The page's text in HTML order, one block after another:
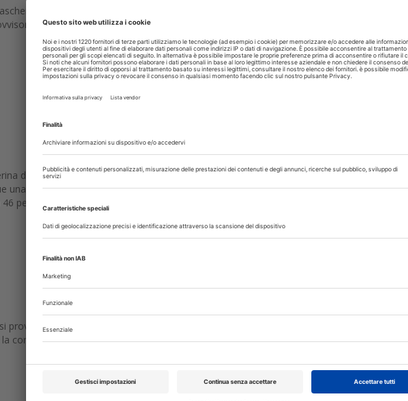
chirurgica: la guida per il posizionamento dei pin, quella per l’inserimento degli
la cui posizione è sempre guidata dagli attacchi a palla sulla mascherina di base
di base si procede con le estrazioni e con il posizionamento degli impianti seguiti dai
una rigenerazione vestibolare con biomateriali agli impianti del 4 quadrante, e si sceglie di
per motivi di insufficiente stabilità primaria
provvisoria sulle cappette conometriche e, una volta rifinita e lucidata, questa viene inserita
conometria viene attivata